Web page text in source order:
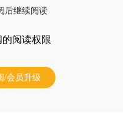
后继续阅读
阅读权限
/会员升级